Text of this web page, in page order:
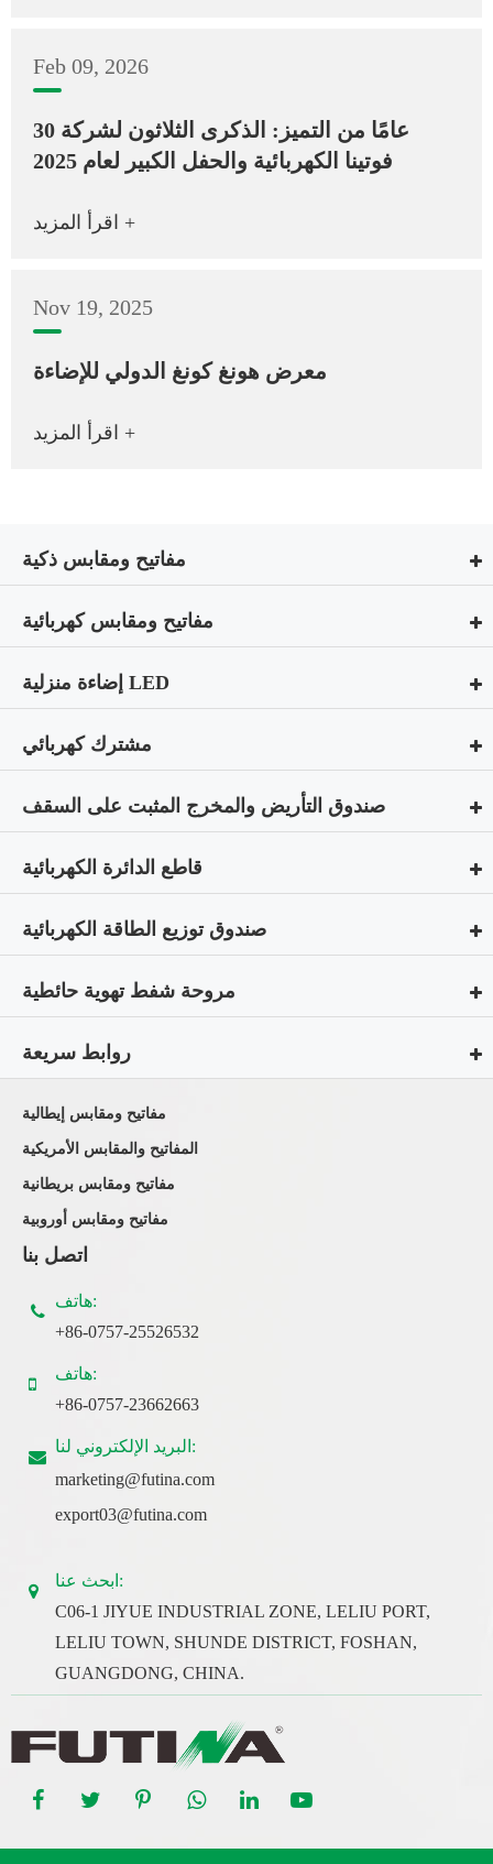
Feb 09, 2026
30 عامًا من التميز: الذكرى الثلاثون لشركة
فوتينا الكهربائية والحفل الكبير لعام 2025
اقرأ المزيد +
Nov 19, 2025
معرض هونغ كونغ الدولي للإضاءة
اقرأ المزيد +
مفاتيح ومقابس ذكية
مفاتيح ومقابس كهربائية
إضاءة منزلية LED
مشترك كهربائي
صندوق التأريض والمخرج المثبت على السقف
قاطع الدائرة الكهربائية
صندوق توزيع الطاقة الكهربائية
مروحة شفط تهوية حائطية
روابط سريعة
مفاتيح ومقابس إيطالية
المفاتيح والمقابس الأمريكية
مفاتيح ومقابس بريطانية
مفاتيح ومقابس أوروبية
اتصل بنا
هاتف:
+86-0757-25526532
هاتف:
+86-0757-23662663
البريد الإلكتروني لنا:
marketing@futina.com
export03@futina.com
ابحث عنا:
C06-1 JIYUE INDUSTRIAL ZONE, LELIU PORT,
LELIU TOWN, SHUNDE DISTRICT, FOSHAN,
GUANGDONG, CHINA.